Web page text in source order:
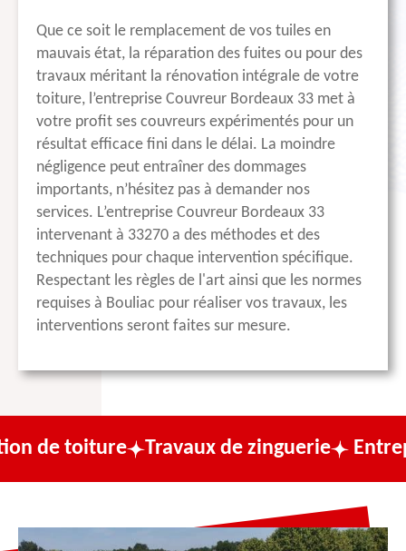
Que ce soit le remplacement de vos tuiles en
mauvais état, la réparation des fuites ou pour des
travaux méritant la rénovation intégrale de votre
toiture, l’entreprise Couvreur Bordeaux 33 met à
votre profit ses couvreurs expérimentés pour un
résultat efficace fini dans le délai. La moindre
négligence peut entraîner des dommages
importants, n’hésitez pas à demander nos
services. L’entreprise Couvreur Bordeaux 33
intervenant à 33270 a des méthodes et des
techniques pour chaque intervention spécifique.
Respectant les règles de l'art ainsi que les normes
requises à Bouliac pour réaliser vos travaux, les
interventions seront faites sur mesure.
Travaux de zinguerie Entreprise de